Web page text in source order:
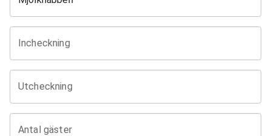
Incheckning
Utcheckning
Antal gäster